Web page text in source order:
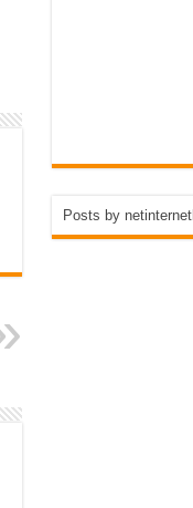
Posts by